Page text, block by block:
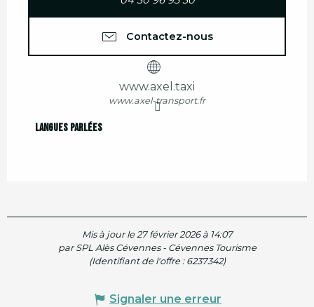
Contactez-nous
www.axel.taxi
www.axel-transport.fr
Langues parlées
Langues parlées
Mis à jour le 27 février 2026 à 14:07
par SPL Alès Cévennes - Cévennes Tourisme
(Identifiant de l'offre : 6237342)
Signaler une erreur